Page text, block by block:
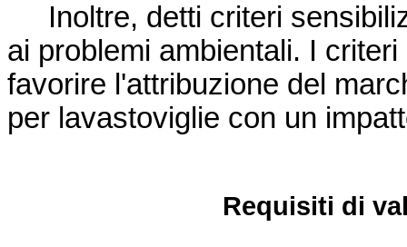
Inoltre, detti criteri
ai problemi ambientali. I
favorire l'attribuzione del
per lavastoviglie con un
Requisiti di